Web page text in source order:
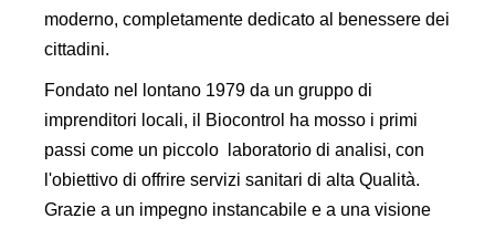
moderno, completamente dedicato al benessere dei
cittadini.
Fondato nel lontano 1979 da un gruppo di
imprenditori locali, il Biocontrol ha mosso i primi
passi come un piccolo laboratorio di analisi, con
l'obiettivo di offrire servizi sanitari di alta Qualità.
Grazie a un impegno instancabile e a una visione